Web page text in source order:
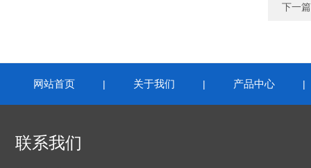
下一
网站首页 | 关于我们 | 产品中心
联系我们